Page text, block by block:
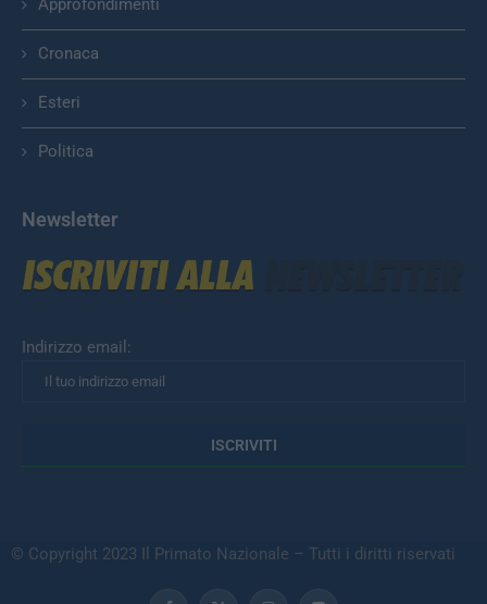
Approfondimenti
Cronaca
Esteri
Politica
Newsletter
Indirizzo email:
© Copyright 2023 Il Primato Nazionale – Tutti i diritti riservati